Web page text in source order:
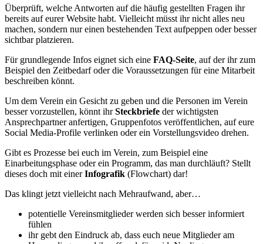
Überprüft, welche Antworten auf die häufig gestellten Fragen ihr
bereits auf eurer Website habt. Vielleicht müsst ihr nicht alles neu
machen, sondern nur einen bestehenden Text aufpeppen oder besser
sichtbar platzieren.
Für grundlegende Infos eignet sich eine FAQ-Seite, auf der ihr zum
Beispiel den Zeitbedarf oder die Voraussetzungen für eine Mitarbeit
beschreiben könnt.
Um dem Verein ein Gesicht zu geben und die Personen im Verein
besser vorzustellen, könnt ihrSteckbriefe der wichtigsten
Ansprechpartner anfertigen, Gruppenfotos veröffentlichen, auf eure
Social Media-Profile verlinken oder ein Vorstellungsvideo drehen.
Gibt es Prozesse bei euch im Verein, zum Beispiel eine
Einarbeitungsphase oder ein Programm, das man durchläuft? Stellt
dieses doch mit einerInfografik (Flowchart) dar!
Das klingt jetzt vielleicht nach Mehraufwand, aber…
potentielle Vereinsmitglieder werden sich besser informiert
fühlen
ihr gebt den Eindruck ab, dass euch neue Mitglieder am